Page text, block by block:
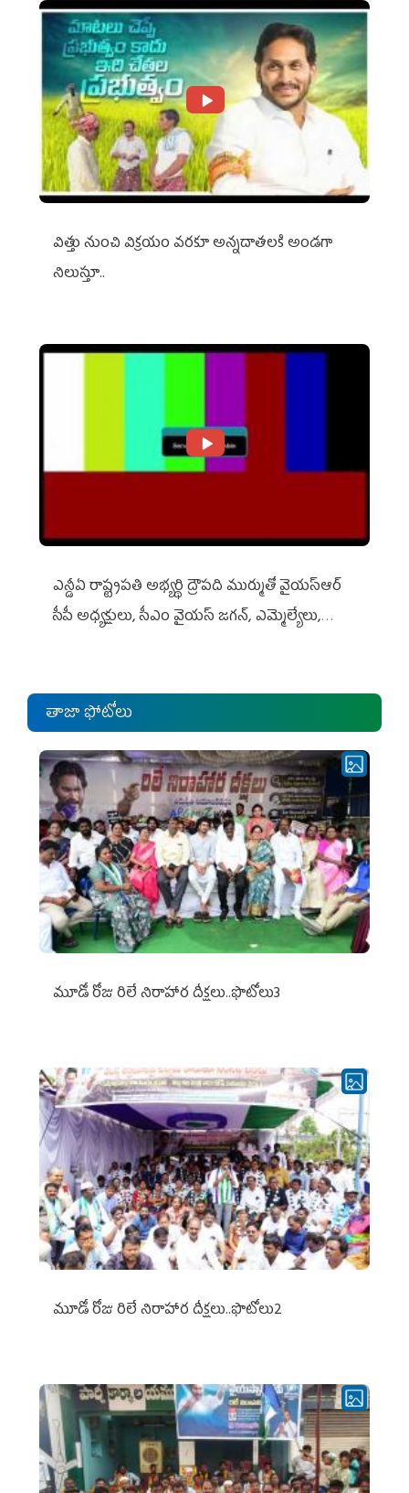
విత్తు నుంచి విక్రయం వరకూ అన్నదాతలకి అండగా
నిలుస్తూ..
ఎన్డీఏ రాష్ట్ర‌ప‌తి అభ్య‌ర్థి ద్రౌప‌ది ముర్ముతో వైయ‌స్ఆర్
సీపీ అధ్య‌క్షులు, సీఎం వైయ‌స్ జ‌గ‌న్, ఎమ్మెల్యేలు,
తాజా ఫోటోలు
మూడో రోజు రిలే నిరాహార దీక్షలు..ఫొటోలు3
మూడో రోజు రిలే నిరాహార దీక్షలు..ఫొటోలు2